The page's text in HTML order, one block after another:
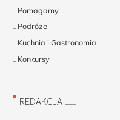
Pomagamy
Podróże
Kuchnia i Gastronomia
Konkursy
REDAKCJA